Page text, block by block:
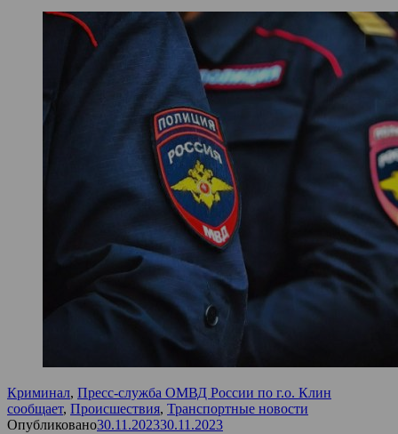
Криминал, Пресс-служба ОМВД России по г.о. Клин
сообщает, Происшествия, Транспортные новости
Опубликовано30.11.202330.11.2023